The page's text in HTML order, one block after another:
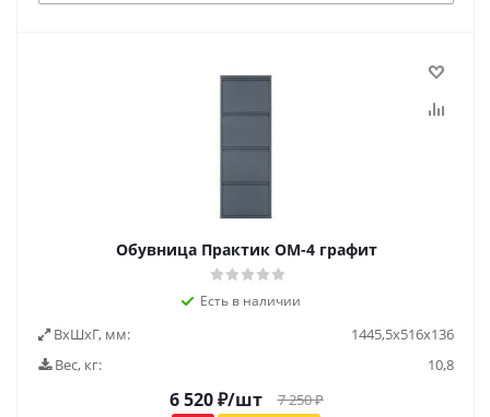
Обувница Практик ОМ-4 графит
Есть в наличии
ВxШxГ, мм:
1445,5x516x136
Вес, кг:
10,8
6 520₽/шт 7 250₽